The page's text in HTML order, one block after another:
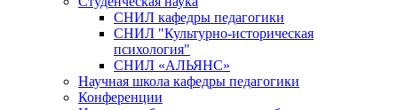
СНИЛ кафедры педагогики
СНИЛ "Культурно-историческая
психология"
СНИЛ «АЛЬЯНС»
Научная школа кафедры педагогики
Конференции